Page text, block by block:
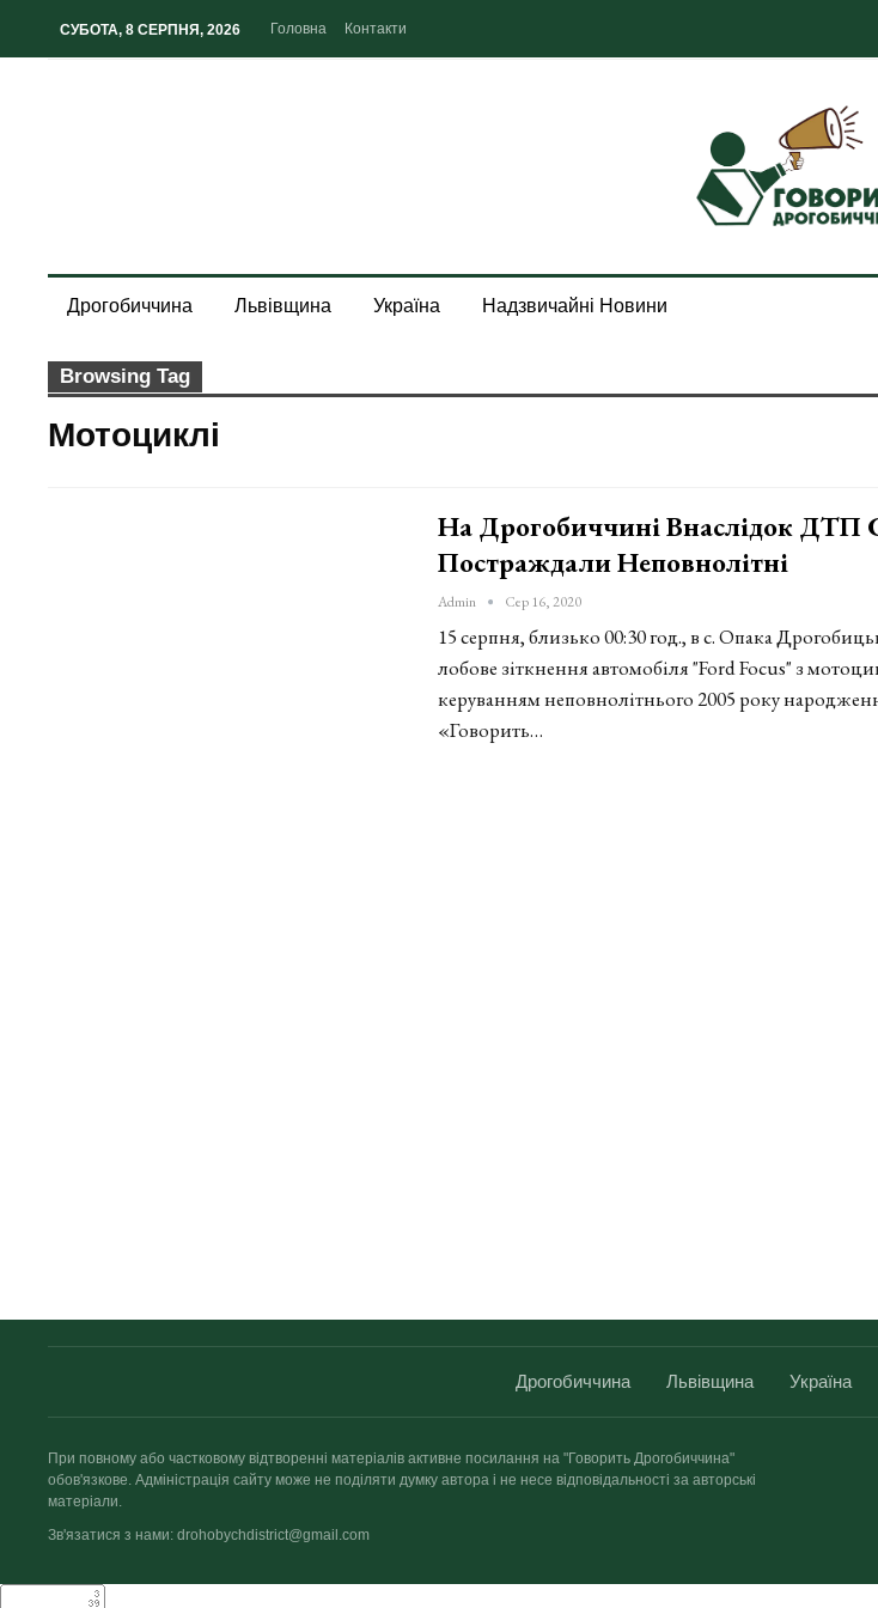
СУБОТА, 8 СЕРПНЯ, 2026 Головна Контакти
Дрогобиччина Львівщина Україна Надзвичайні Новини
Browsing Tag
Мотоциклі
На Дрогобиччині Внаслідок ДТП
Постраждали Неповнолітні
Admin Сер 16, 2020
15 серпня, близько 00:30 год., в с. Опака
лобове зіткнення автомобіля "Ford Focus" з
керуванням неповнолітнього 2005 року
«Говорить…
Дрогобиччина Львівщина Україна
При повному або частковому відтворенні матеріалів активне посилання на "Говорить Дрогобиччина"
обов'язкове. Адміністрація сайту може не поділяти думку автора і не несе відповідальності за авторські
матеріали.
Зв'язатися з нами: drohobychdistrict@gmail.com